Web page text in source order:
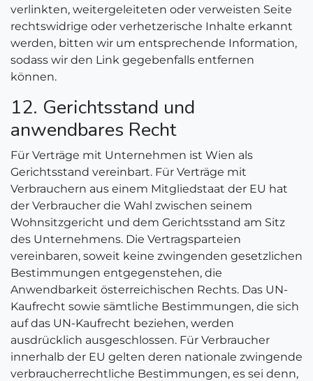
verlinkten, weitergeleiteten oder verweisten Seite
rechtswidrige oder verhetzerische Inhalte erkannt
werden, bitten wir um entsprechende Information,
sodass wir den Link gegebenfalls entfernen
können.
12. Gerichtsstand und
anwendbares Recht
Für Verträge mit Unternehmen ist Wien als
Gerichtsstand vereinbart. Für Verträge mit
Verbrauchern aus einem Mitgliedstaat der EU hat
der Verbraucher die Wahl zwischen seinem
Wohnsitzgericht und dem Gerichtsstand am Sitz
des Unternehmens. Die Vertragsparteien
vereinbaren, soweit keine zwingenden gesetzlichen
Bestimmungen entgegenstehen, die
Anwendbarkeit österreichischen Rechts. Das UN-
Kaufrecht sowie sämtliche Bestimmungen, die sich
auf das UN-Kaufrecht beziehen, werden
ausdrücklich ausgeschlossen. Für Verbraucher
innerhalb der EU gelten deren nationale zwingende
verbraucherrechtliche Bestimmungen, es sei denn,